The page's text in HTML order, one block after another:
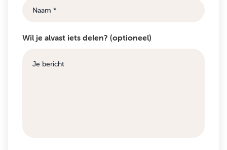
Wil je alvast iets delen? (optioneel)